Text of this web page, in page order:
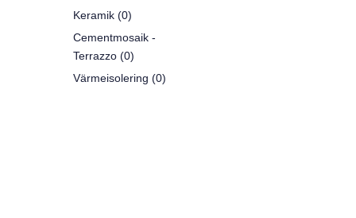
Keramik (0)
Cementmosaik -
Terrazzo (0)
Värmeisolering (0)